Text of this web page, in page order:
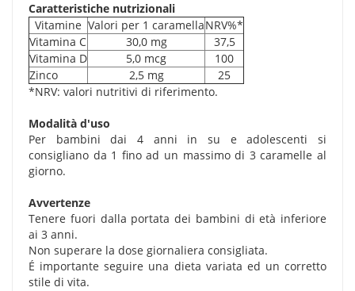
Caratteristiche nutrizionali
Vitamine Valori per 1 caramellaNRV%*
Vitamina C
30,0 mg
37,5
Vitamina D
5,0 mcg
100
Zinco
2,5 mg
25
*NRV: valori nutritivi di riferimento.
Modalità d'uso
Per bambini dai 4 anni in su e adolescenti si
consigliano da 1 fino ad un massimo di 3 caramelle al
giorno.
Avvertenze
Tenere fuori dalla portata dei bambini di età inferiore
ai 3 anni.
Non superare la dose giornaliera consigliata.
É importante seguire una dieta variata ed un corretto
stile di vita.